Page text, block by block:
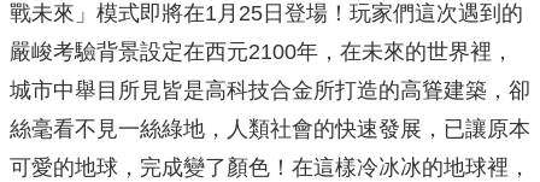
戰未來」模式即將在1月25日登場！玩家們這次遇到的
嚴峻考驗背景設定在西元2100年，在未來的世界裡，
城市中舉目所見皆是高科技合金所打造的高聳建築，卻
絲毫看不見一絲綠地，人類社會的快速發展，已讓原本
可愛的地球，完成變了顏色！在這樣冷冰冰的地球裡，